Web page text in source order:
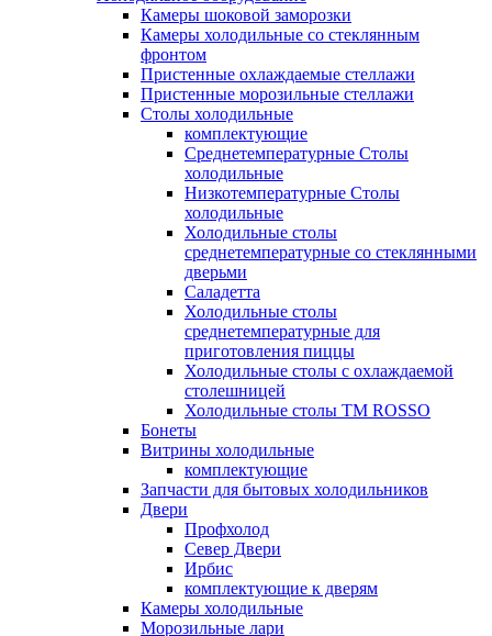
Камеры шоковой заморозки
Камеры холодильные со стеклянным
фронтом
Пристенные охлаждаемые стеллажи
Пристенные морозильные стеллажи
Столы холодильные
комплектующие
Среднетемпературные Столы
холодильные
Низкотемпературные Столы
холодильные
Холодильные столы
среднетемпературные со стеклянными
дверьми
Саладетта
Холодильные столы
среднетемпературные для
приготовления пиццы
Холодильные столы с охлаждаемой
столешницей
Холодильные столы ТМ ROSSO
Бонеты
Витрины холодильные
комплектующие
Запчасти для бытовых холодильников
Двери
Профхолод
Север Двери
Ирбис
комплектующие к дверям
Камеры холодильные
Морозильные лари